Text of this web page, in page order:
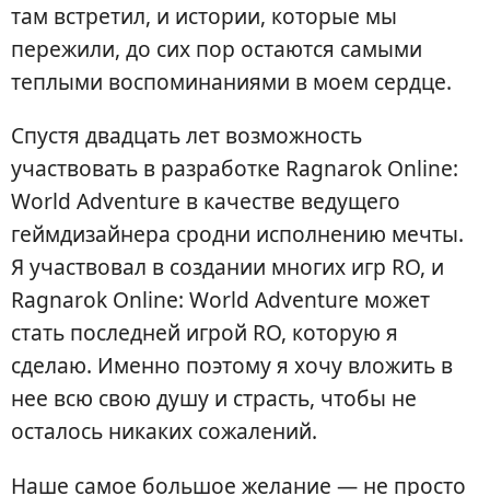
там встретил, и истории, которые мы
пережили, до сих пор остаются самыми
теплыми воспоминаниями в моем сердце.
Спустя двадцать лет возможность
участвовать в разработке Ragnarok Online:
World Adventure в качестве ведущего
геймдизайнера сродни исполнению мечты.
Я участвовал в создании многих игр RO, и
Ragnarok Online: World Adventure может
стать последней игрой RO, которую я
сделаю. Именно поэтому я хочу вложить в
нее всю свою душу и страсть, чтобы не
осталось никаких сожалений.
Наше самое большое желание — не просто